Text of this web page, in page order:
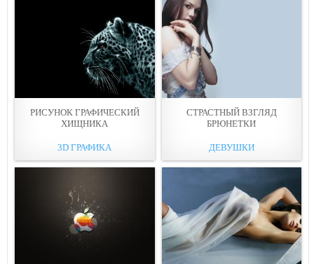
РИСУНОК ГРАФИЧЕСКИЙ
ХИЩНИКА
3D ГРАФИКА
СТРАСТНЫЙ ВЗГЛЯД
БРЮНЕТКИ
ДЕВУШКИ